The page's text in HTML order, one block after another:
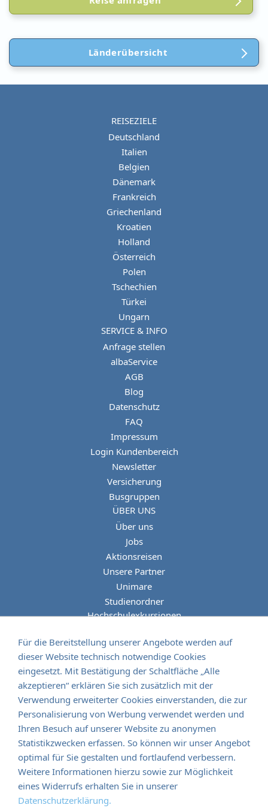
Länderübersicht
REISEZIELE
Deutschland
Italien
Belgien
Dänemark
Frankreich
Griechenland
Kroatien
Holland
Österreich
Polen
Tschechien
Türkei
Ungarn
SERVICE & INFO
Anfrage stellen
albaService
AGB
Blog
Datenschutz
FAQ
Impressum
Login Kundenbereich
Newsletter
Versicherung
Busgruppen
ÜBER UNS
Über uns
Jobs
Aktionsreisen
Unsere Partner
Unimare
Studienordner
Hochschulexkursionen
albaTours Reisen - GmbH
Senefelderstrasse 8
D - 73760 Ostfildern
fon:+49 711 44 975 0
fax: +49 711 96 888 165
mail:info@albatours.de
Für die Bereitstellung unserer Angebote werden auf
dieser Website technisch notwendige Cookies
eingesetzt. Mit Bestätigung der Schaltfläche „Alle
akzeptieren“ erklären Sie sich zusätzlich mit der
Verwendung erweiterter Cookies einverstanden, die zur
Personalisierung von Werbung verwendet werden und
Ihren Besuch auf unserer Website zu anonymen
Statistikzwecken erfassen. So können wir unser Angebot
optimal für Sie gestalten und fortlaufend verbessern.
Weitere Informationen hierzu sowie zur Möglichkeit
eines Widerrufs erhalten Sie in unserer
Datenschutzerklärung.